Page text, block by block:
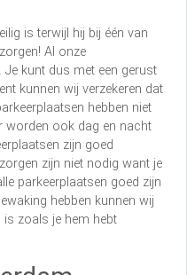
is terwijl hij bij één van
Al onze
Je kunt dus met een gerust
kunnen wij verzekeren dat
hebben niet
worden ook dag en nacht
zijn goed
zijn niet nodig want je
parkeerplaatsen goed zijn
hebben kunnen wij
zoals je hem hebt